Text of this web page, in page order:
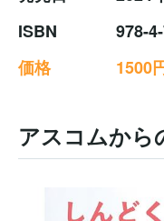
ISBN
978-
価格
1500
アスコムから